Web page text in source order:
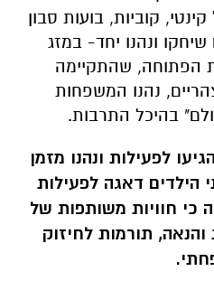
קוביות, בועות סבון
וילדים שיחקו ונהנו יחד- במזג
הפתוחה, שהתקיימה
נהנו המשפחות
בהיכל התרבות.
הגיעו לפעילות ונהנו מזמן
הילדים דאגה לפעילות
כי חוויות משותפות של
תורמות לחיזוק